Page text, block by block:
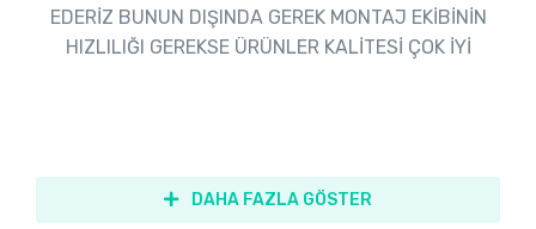
EDERİZ BUNUN DIŞINDA GEREK MONTAJ EKİBİNİN
HIZLILIĞI GEREKSE ÜRÜNLER KALİTESİ ÇOK İYİ
DAHA FAZLA GÖSTER